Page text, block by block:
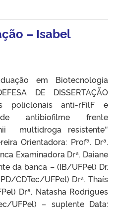
– Isabel
em Biotecnologia
DE DISSERTAÇÃO
policlonais anti-rFilF e
antibiofilme frente
multidroga resistente″
Orientadora: Profª. Drª.
Examinadora Drª. Daiane
da banca – (IB/UFPel) Dr.
CDTec/UFPel) Drª. Thaís
Drª. Natasha Rodrigues
UFPel) – suplente Data: